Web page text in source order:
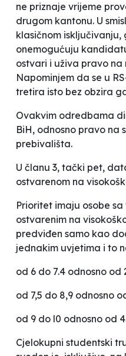
ne priznaje vrijeme
drugom kantonu. U
klasičnom
onemogućuju
ostvari i uživa pravo na
Napominjem da se u
tretira isto bez obzira
Ovakvim odredbama
BiH, odnosno pravo na
prebivališta.
U članu 3, tački pet,
ostvarenom na
Prioritet imaju osobe
ostvarenim na
predviđen samo kao
jednakim uvjetima i to
od 6 do 7.4 odnosno od
od 7,5 do 8,9 odnosno
od 9 do l0 odnosno od
Cjelokupni studentski